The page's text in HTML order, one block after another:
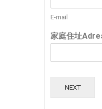
E-mail
家庭住址
NEXT